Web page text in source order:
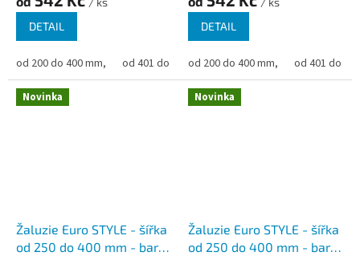
DETAIL
od 200 do 400 mm, od 401 do 500 mm, od 501 do 600 mm, od
DETAIL
od 200 do 400 mm, od 401 do
Novinka
Žaluzie Euro STYLE - šířka
od 250 do 400 mm - barva
Novinka
Žaluzie Euro STYLE - šířka
od 250 do 400 mm - barva